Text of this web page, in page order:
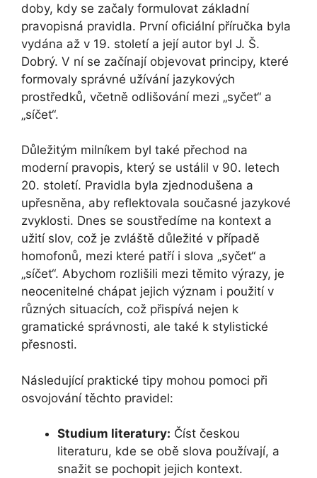
doby, kdy se začaly formulovat základní
pravopisná pravidla. První oficiální příručka byla
vydána až v 19. století a její autor byl J. Š.
Dobrý. V ní se začínají objevovat principy, které
formovaly správné užívání jazykových
prostředků, včetně odlišování mezi „syčet“ a
„síčet“.
Důležitým milníkem byl také přechod na
moderní pravopis, který se ustálil v 90. letech
20. století. Pravidla byla zjednodušena a
upřesněna, aby reflektovala současné jazykové
zvyklosti. Dnes se soustředíme na kontext a
užití slov, což je zvláště důležité v případě
homofonů, mezi které patří i slova „syčet“ a
„síčet“. Abychom rozlišili mezi těmito výrazy, je
neocenitelné chápat jejich význam i použití v
různých situacích, což přispívá nejen k
gramatické správnosti, ale také k stylistické
přesnosti.
Následující praktické tipy mohou pomoci při
osvojování těchto pravidel:
Studium literatury: Číst českou
literaturu, kde se obě slova používají, a
snažit se pochopit jejich kontext.